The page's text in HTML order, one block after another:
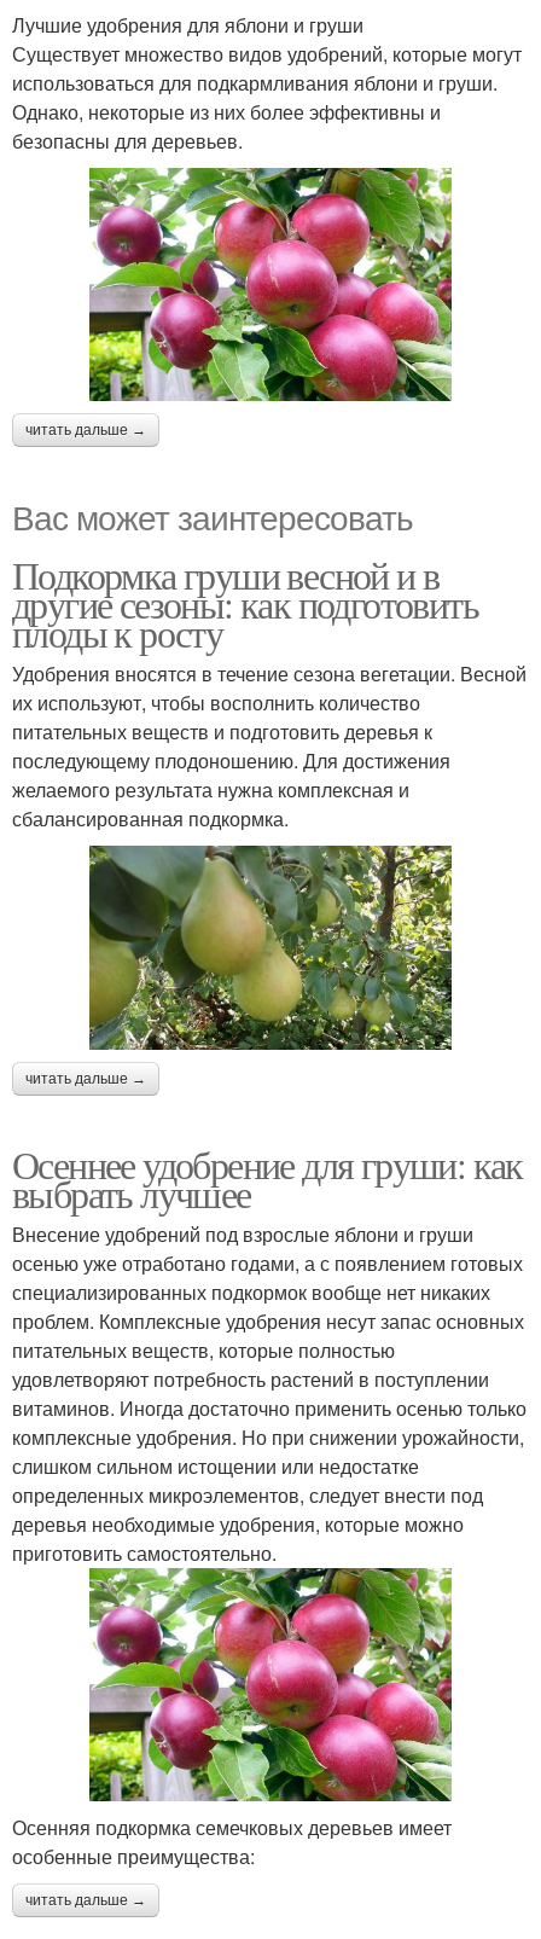
Лучшие удобрения для яблони и груши
Существует множество видов удобрений, которые могут
использоваться для подкармливания яблони и груши.
Однако, некоторые из них более эффективны и
безопасны для деревьев.
читать дальше →
Вас может заинтересовать
Подкормка груши весной и в
другие сезоны: как подготовить
плоды к росту
Удобрения вносятся в течение сезона вегетации. Весной
их используют, чтобы восполнить количество
питательных веществ и подготовить деревья к
последующему плодоношению. Для достижения
желаемого результата нужна комплексная и
сбалансированная подкормка.
читать дальше →
Осеннее удобрение для груши: как
выбрать лучшее
Внесение удобрений под взрослые яблони и груши
осенью уже отработано годами, а с появлением готовых
специализированных подкормок вообще нет никаких
проблем. Комплексные удобрения несут запас основных
питательных веществ, которые полностью
удовлетворяют потребность растений в поступлении
витаминов. Иногда достаточно применить осенью только
комплексные удобрения. Но при снижении урожайности,
слишком сильном истощении или недостатке
определенных микроэлементов, следует внести под
деревья необходимые удобрения, которые можно
приготовить самостоятельно.
Осенняя подкормка семечковых деревьев имеет
особенные преимущества:
читать дальше →